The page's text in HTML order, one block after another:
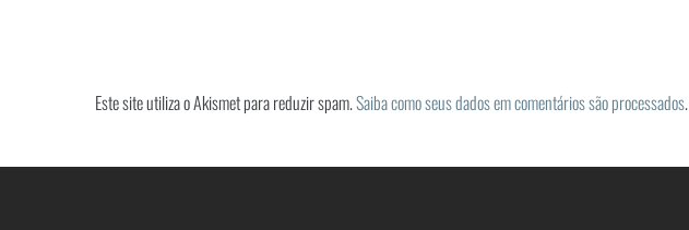
Este site utiliza o Akismet para reduzir spam.Saiba como seus dados em comentários são processados.